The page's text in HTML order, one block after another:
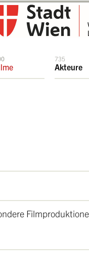
735
Akteure